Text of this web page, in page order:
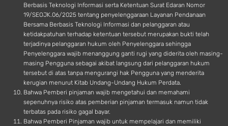
Berbasis Teknologi Informasi serta Ketentuan Surat Edaran Nomor
19/SEOJK.06/2025 tentang penyelenggaraan Layanan Pendanaan
Bersama Berbasis Teknologi Informasi dan pelanggaran atau
ketidakpatuhan terhadap ketentuan tersebut merupakan bukti telah
terjadinya pelanggaran hukum oleh Penyelenggara sehingga
Penyelenggara wajib menanggung ganti rugi yang diderita oleh masing-
masing Pengguna sebagai akibat langsung dari pelanggaran hukum
tersebut di atas tanpa mengurangi hak Pengguna yang menderita
kerugian menurut Kitab Undang-Undang Hukum Perdata.
Bahwa Pemberi pinjaman wajib mengetahui dan memahami
sepenuhnya risiko atas pemberian pinjaman termasuk namun tidak
terbatas pada risiko gagal bayar.
Bahwa Pemberi Pinjaman wajib untuk mempelajari dan memiliki